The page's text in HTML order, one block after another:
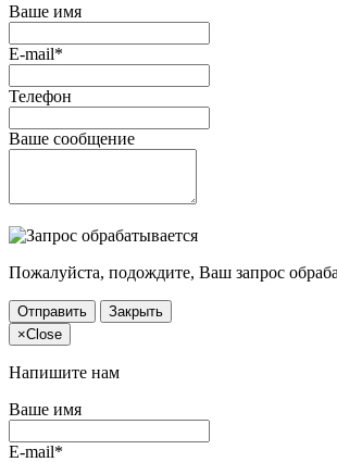
Ваше имя
E-mail*
Телефон
Ваше сообщение
Пожалуйста, подождите, Ваш запрос
Отправить
Закрыть
×Close
Напишите нам
Ваше имя
E-mail*